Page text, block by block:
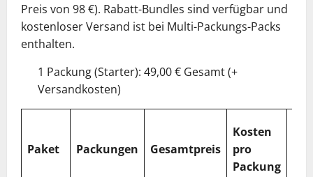
Preis von 98 €). Rabatt-Bundles sind verfügbar und
kostenloser Versand ist bei Multi-Packungs-Packs
enthalten.
1 Packung (Starter): 49,00 € Gesamt (+
Versandkosten)
Paket Packungen Gesamtpreis
Kosten
pro
Packung